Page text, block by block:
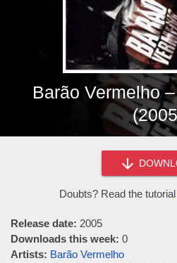
Barão Vermelho
Doubts? Read the tutorial
Release date: 2005
Downloads this week: 0
Artists: Barão Vermelho